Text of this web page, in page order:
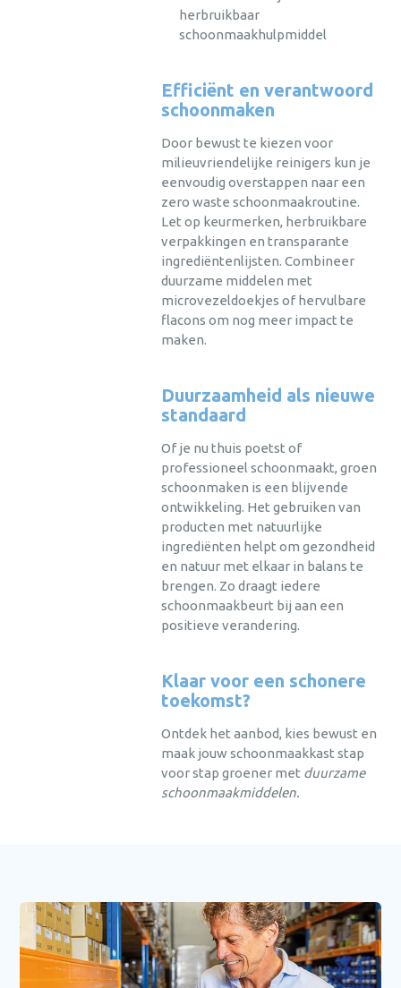
herbruikbaar
schoonmaakhulpmiddel
Efficiënt en verantwoord
schoonmaken
Door bewust te kiezen voor
milieuvriendelijke reinigers kun je
eenvoudig overstappen naar een
zero waste schoonmaakroutine.
Let op keurmerken, herbruikbare
verpakkingen en transparante
ingrediëntenlijsten. Combineer
duurzame middelen met
microvezeldoekjes of hervulbare
flacons om nog meer impact te
maken.
Duurzaamheid als nieuwe
standaard
Of je nu thuis poetst of
professioneel schoonmaakt, groen
schoonmaken is een blijvende
ontwikkeling. Het gebruiken van
producten met natuurlijke
ingrediënten helpt om gezondheid
en natuur met elkaar in balans te
brengen. Zo draagt iedere
schoonmaakbeurt bij aan een
positieve verandering.
Klaar voor een schonere
toekomst?
Ontdek het aanbod, kies bewust en
maak jouw schoonmaakkast stap
voor stap groener met duurzame
schoonmaakmiddelen.